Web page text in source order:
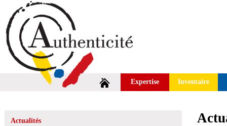
Expertise Inventaire
Actualités